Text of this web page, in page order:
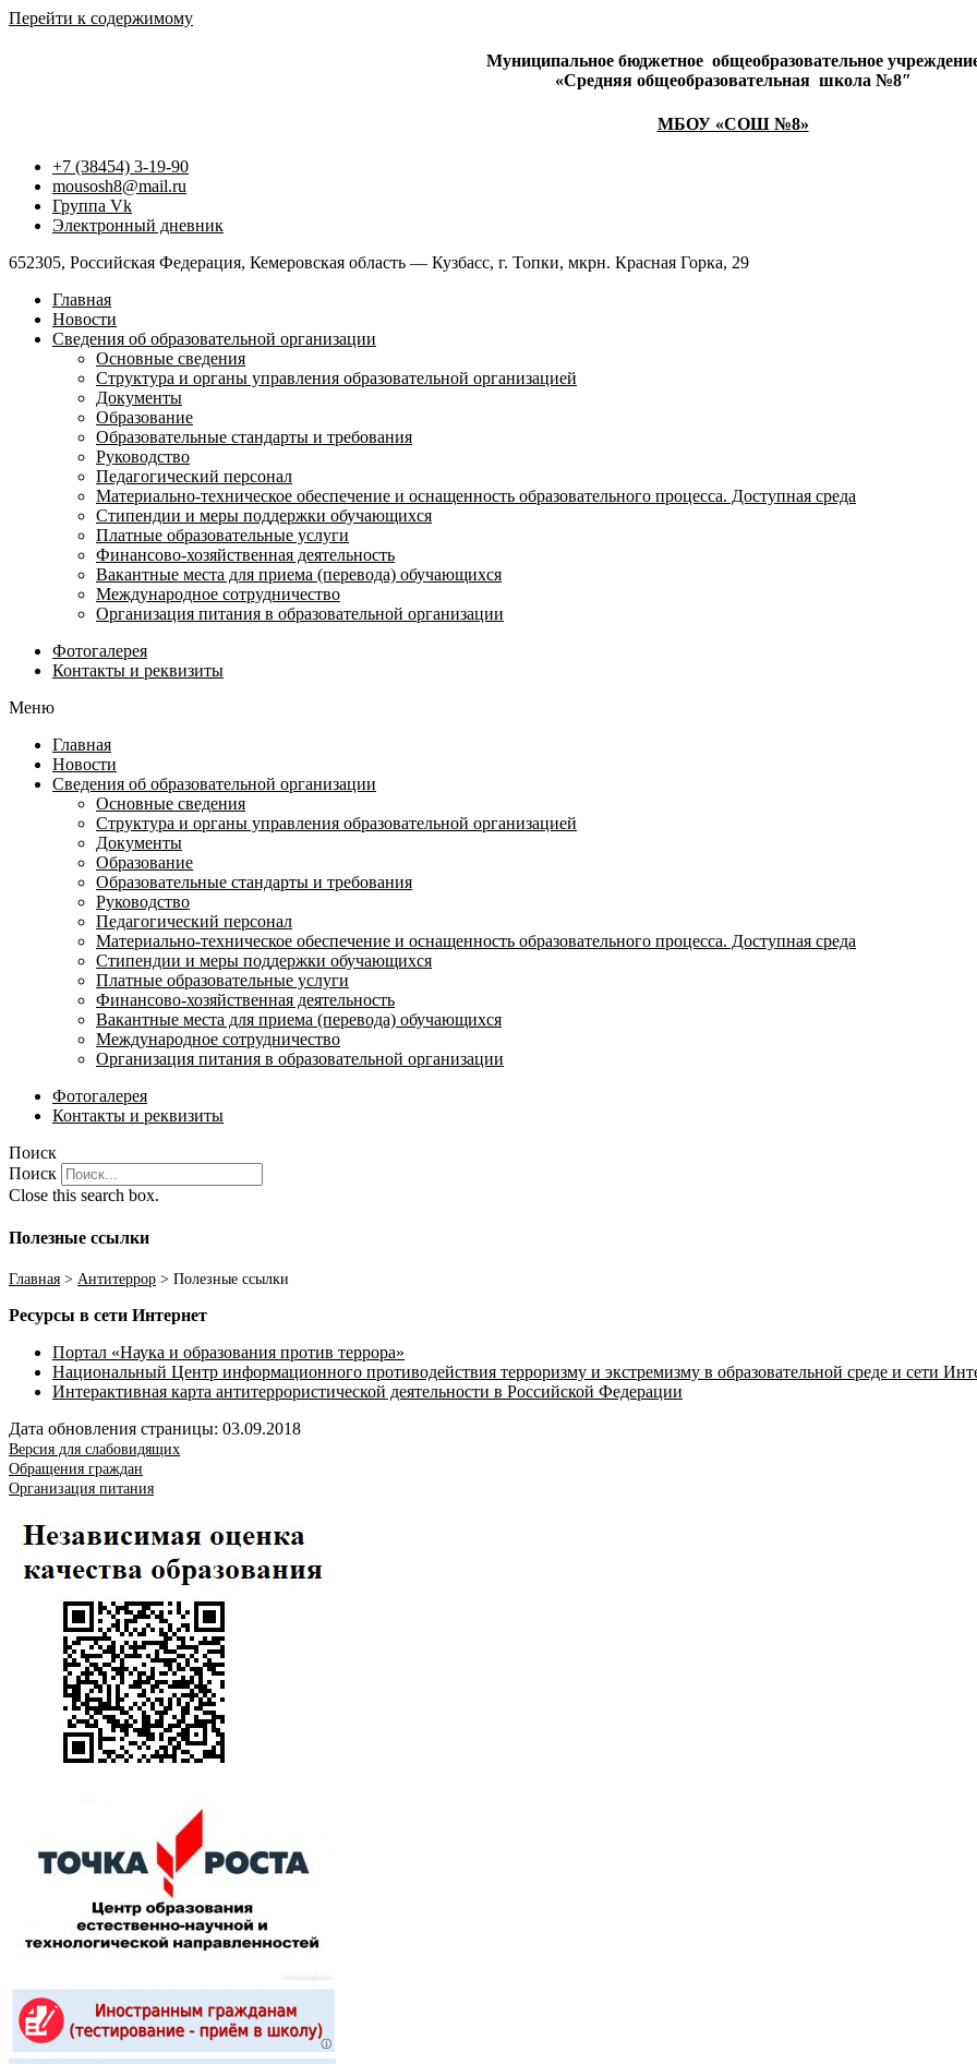
Перейти к содержимому
Муниципальное бюджетное общеобразовательное
«Средняя общеобразовательная школа №8″
МБОУ «СОШ №8»
+7 (38454) 3-19-90
mousosh8@mail.ru
Группа Vk
Электронный дневник
652305, Российская Федерация, Кемеровская область — Кузбасс, г. Топки, мкрн. Красная Горка, 29
Главная
Новости
Сведения об образовательной организации
Основные сведения
Структура и органы управления образовательной организацией
Документы
Образование
Образовательные стандарты и требования
Руководство
Педагогический персонал
Материально-техническое обеспечение и оснащенность образовательного процесса. Доступная среда
Стипендии и меры поддержки обучающихся
Платные образовательные услуги
Финансово-хозяйственная деятельность
Вакантные места для приема (перевода) обучающихся
Международное сотрудничество
Организация питания в образовательной организации
Фотогалерея
Контакты и реквизиты
Меню
Главная
Новости
Сведения об образовательной организации
Основные сведения
Структура и органы управления образовательной организацией
Документы
Образование
Образовательные стандарты и требования
Руководство
Педагогический персонал
Материально-техническое обеспечение и оснащенность образовательного процесса. Доступная среда
Стипендии и меры поддержки обучающихся
Платные образовательные услуги
Финансово-хозяйственная деятельность
Вакантные места для приема (перевода) обучающихся
Международное сотрудничество
Организация питания в образовательной организации
Фотогалерея
Контакты и реквизиты
Поиск
Поиск
Close this search box.
Полезные ссылки
Главная > Антитеррор > Полезные ссылки
Ресурсы в сети Интернет
Портал «Наука и образования против террора»
Национальный Центр информационного противодействия терроризму и экстремизму в образовательной среде и сети
Интерактивная карта антитеррористической деятельности в Российской Федерации
Дата обновления страницы: 03.09.2018
Версия для слабовидящих
Обращения граждан
Организация питания